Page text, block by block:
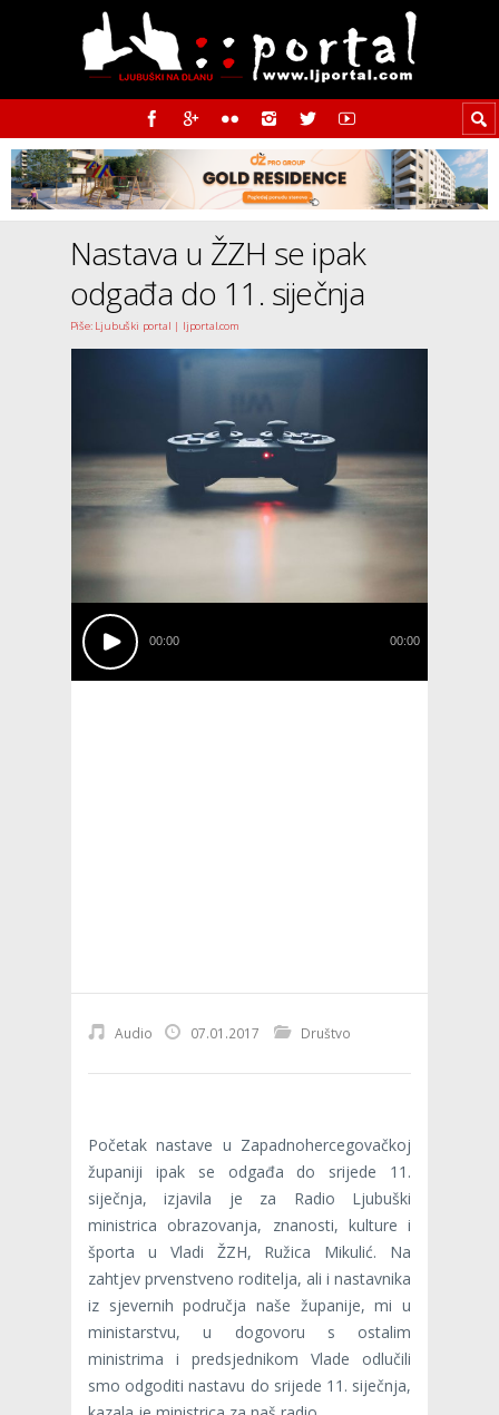
Nastava u ŽZH se ipak
odgađa do 11. siječnja
Piše: Ljubuški portal | ljportal.com
00:00 00:00
Audio 07.01.2017 Društvo
Početak nastave u Zapadnohercegovačkoj
županiji ipak se odgađa do srijede 11.
siječnja, izjavila je za Radio Ljubuški
ministrica obrazovanja, znanosti, kulture i
športa u Vladi ŽZH, Ružica Mikulić. Na
zahtjev prvenstveno roditelja, ali i nastavnika
iz sjevernih područja naše županije, mi u
ministarstvu, u dogovoru s ostalim
ministrima i predsjednikom Vlade odlučili
smo odgoditi nastavu do srijede 11. siječnja,